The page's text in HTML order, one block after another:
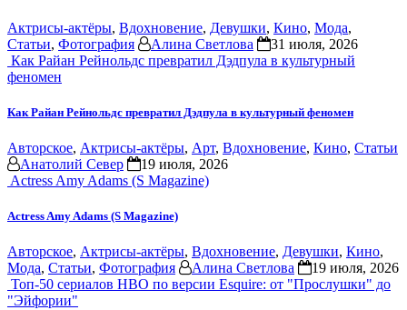
Актрисы-актёры, Вдохновение, Девушки, Кино, Мода,
Статьи, Фотография Алина Светлова
31 июля, 2026
Как Райан Рейнольдс превратил Дэдпула в культурный
феномен
Как Райан Рейнольдс превратил Дэдпула в культурный феномен
Авторское, Актрисы-актёры, Арт, Вдохновение, Кино, Статьи
Анатолий Север
19 июля, 2026
Actress Amy Adams (S Magazine)
Actress Amy Adams (S Magazine)
Авторское, Актрисы-актёры, Вдохновение, Девушки, Кино,
Мода, Статьи, Фотография Алина Светлова
19 июля, 2026
Топ-50 сериалов HBO по версии Esquire: от "Прослушки" до
"Эйфории"